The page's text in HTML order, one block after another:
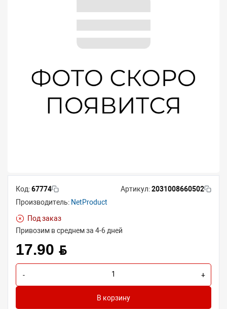
Код:67774 Артикул:2031008660502
Производитель: NetProduct
Под заказ
Привозим в среднем за 4-6 дней
17.90 BYN
- +
В корзину